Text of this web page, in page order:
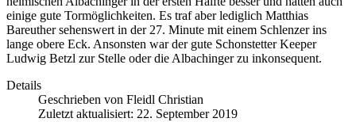
einige gute Tormöglichkeiten. Es traf aber lediglich Matthias
Bareuther sehenswert in der 27. Minute mit einem Schlenzer ins
lange obere Eck. Ansonsten war der gute Schonstetter Keeper
Ludwig Betzl zur Stelle oder die Albachinger zu inkonsequent.
Details
Geschrieben von Fleidl Christian
Zuletzt aktualisiert: 22. September 2019